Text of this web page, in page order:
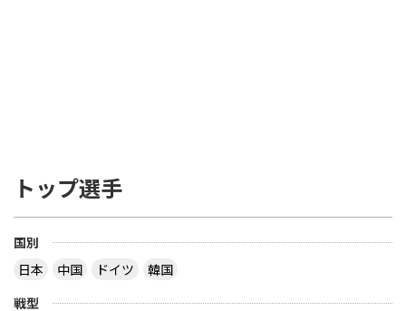
トップ選手
国別
日本
中国 ドイツ
韓国
戦型